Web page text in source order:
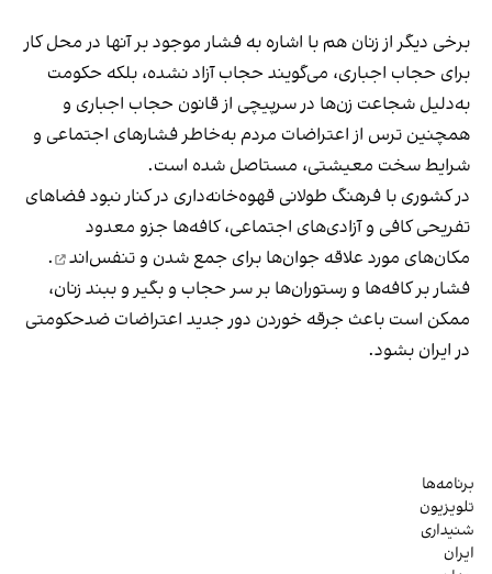
برخی دیگر از زنان هم با اشاره به فشار موجود بر آنها در محل کار
برای حجاب اجباری، می‌گویند حجاب آزاد نشده، بلکه حکومت
به‌دلیل شجاعت زن‌ها در سرپیچی از قانون حجاب اجباری و
همچنین ترس از اعتراضات مردم به‌خاطر فشارهای اجتماعی و
شرایط سخت معیشتی، مستاصل شده است.
در کشوری با فرهنگ طولانی قهوه‌‌خانه‌داری در کنار نبود فضاهای
تفریحی کافی و آزادی‌های اجتماعی، کافه‌ها جزو معدود
مکان‌های مورد علاقه جوان‌ها برای جمع شدن و تنفس‌اند
.
فشار بر کافه‌ها و رستوران‌ها بر سر حجاب و بگیر و ببند زنان،
ممکن است باعث جرقه خوردن دور جدید اعتراضات ضدحکومتی
در ایران بشود.
برنامه‌ها
تلویزیون
شنیداری
ایران